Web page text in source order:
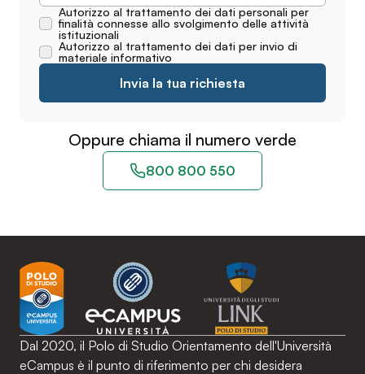
Autorizzo al trattamento dei dati personali per
finalità connesse allo svolgimento delle attività
istituzionali
Autorizzo al trattamento dei dati per invio di
materiale informativo
Invia la tua richiesta
Oppure chiama il numero verde
800 800 550
Dal 2020, il Polo di Studio Orientamento dell'Università
eCampus è il punto di riferimento per chi desidera